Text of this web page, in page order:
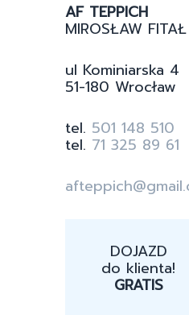
AF TEPPICH
MIROSŁAW FITAŁ
ul Kominiarska 4
51-180 Wrocław
tel. 501 148 510
tel. 71 325 89 61
DOJAZD
do klienta!
GRATIS